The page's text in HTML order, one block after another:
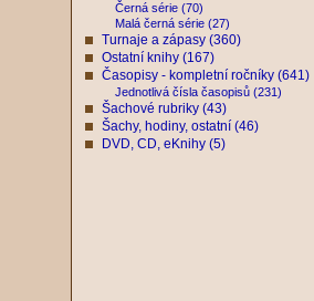
Černá série (70)
Malá černá série (27)
Turnaje a zápasy (360)
Ostatní knihy (167)
Časopisy - kompletní ročníky (641)
Jednotlivá čísla časopisů (231)
Šachové rubriky (43)
Šachy, hodiny, ostatní (46)
DVD, CD, eKnihy (5)